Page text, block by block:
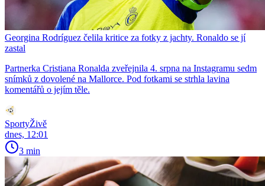
Georgina Rodríguez čelila kritice za fotky z jachty. Ronaldo se jí
zastal
Partnerka Cristiana Ronalda zveřejnila 4. srpna na Instagramu sedm
snímků z dovolené na Mallorce. Pod fotkami se strhla lavina
komentářů o jejím těle.
SportyŽivě
dnes, 12:01
3 min